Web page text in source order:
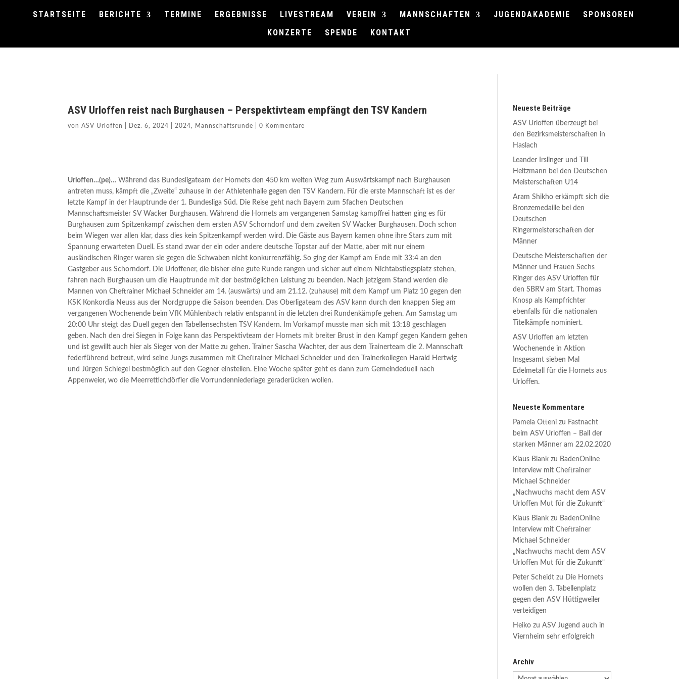
STARTSEITE BERICHTE TERMINE ERGEBNISSE LIVESTREAM VEREIN MANNSCHAFTEN JUGENDAKADEMIE
SPONSOREN
KONZERTE
SPENDE KONTAKT
ASV Urloffen reist nach Burghausen – Perspektivteam empfängt den TSV Kandern
vonASV Urloffen Dez. 6, 2024 2024, Mannschaftsrunde |0 Kommentare
Urloffen…(pe)… Während das Bundesligateam der Hornets den 450 km weiten Weg zum Auswärtskampf nach Burghausen
antreten muss, kämpft die „Zweite“ zuhause in der Athletenhalle gegen den TSV Kandern. Für die erste Mannschaft ist es der
letzte Kampf in der Hauptrunde der 1. Bundesliga Süd. Die Reise geht nach Bayern zum 5fachen Deutschen
Mannschaftsmeister SV Wacker Burghausen. Während die Hornets am vergangenen Samstag kampffrei hatten ging es für
Burghausen zum Spitzenkampf zwischen dem ersten ASV Schorndorf und dem zweiten SV Wacker Burghausen. Doch schon
beim Wiegen war allen klar, dass dies kein Spitzenkampf werden wird. Die Gäste aus Bayern kamen ohne ihre Stars zum mit
Spannung erwarteten Duell. Es stand zwar der ein oder andere deutsche Topstar auf der Matte, aber mit nur einem
ausländischen Ringer waren sie gegen die Schwaben nicht konkurrenzfähig. So ging der Kampf am Ende mit 33:4 an den
Gastgeber aus Schorndorf. Die Urloffener, die bisher eine gute Runde rangen und sicher auf einem Nichtabstiegsplatz stehen,
fahren nach Burghausen um die Hauptrunde mit der bestmöglichen Leistung zu beenden. Nach jetzigem Stand werden die
Mannen von Cheftrainer Michael Schneider am 14. (auswärts) und am 21.12. (zuhause) mit dem Kampf um Platz 10 gegen den
KSK Konkordia Neuss aus der Nordgruppe die Saison beenden. Das Oberligateam des ASV kann durch den knappen Sieg am
vergangenen Wochenende beim VfK Mühlenbach relativ entspannt in die letzten drei Rundenkämpfe gehen. Am Samstag um
20:00 Uhr steigt das Duell gegen den Tabellensechsten TSV Kandern. Im Vorkampf musste man sich mit 13:18 geschlagen
geben. Nach den drei Siegen in Folge kann das Perspektivteam der Hornets mit breiter Brust in den Kampf gegen Kandern gehen
und ist gewillt auch hier als Sieger von der Matte zu gehen. Trainer Sascha Wachter, der aus dem Trainerteam die 2. Mannschaft
federführend betreut, wird seine Jungs zusammen mit Cheftrainer Michael Schneider und den Trainerkollegen Harald Hertwig
und Jürgen Schlegel bestmöglich auf den Gegner einstellen. Eine Woche später geht es dann zum Gemeindeduell nach
Appenweier, wo die Meerrettichdörfler die Vorrundenniederlage geraderücken wollen.
Neueste Beiträge
ASV Urloffen überzeugt bei
den Bezirksmeisterschaften in
Haslach
Leander Irslinger und Till
Heitzmann bei den Deutschen
Meisterschaften U14
Aram Shikho erkämpft sich die
Bronzemedaille bei den
Deutschen
Ringermeisterschaften der
Männer
Deutsche Meisterschaften der
Männer und Frauen Sechs
Ringer des ASV Urloffen für
den SBRV am Start. Thomas
Knosp als Kampfrichter
ebenfalls für die nationalen
Titelkämpfe nominiert.
ASV Urloffen am letzten
Wochenende in Aktion
Insgesamt sieben Mal
Edelmetall für die Hornets aus
Urloffen.
Neueste Kommentare
Pamela Otteni zu Fastnacht
beim ASV Urloffen – Ball der
starken Männer am 22.02.2020
Klaus Blank zu BadenOnline
Interview mit Cheftrainer
Michael Schneider
„Nachwuchs macht dem ASV
Urloffen Mut für die Zukunft“
Klaus Blank zu BadenOnline
Interview mit Cheftrainer
Michael Schneider
„Nachwuchs macht dem ASV
Urloffen Mut für die Zukunft“
Peter Scheidt zu Die Hornets
wollen den 3. Tabellenplatz
gegen den ASV Hüttigweiler
verteidigen
Heiko zuASV Jugend auch in
Viernheim sehr erfolgreich
Archiv
Archiv